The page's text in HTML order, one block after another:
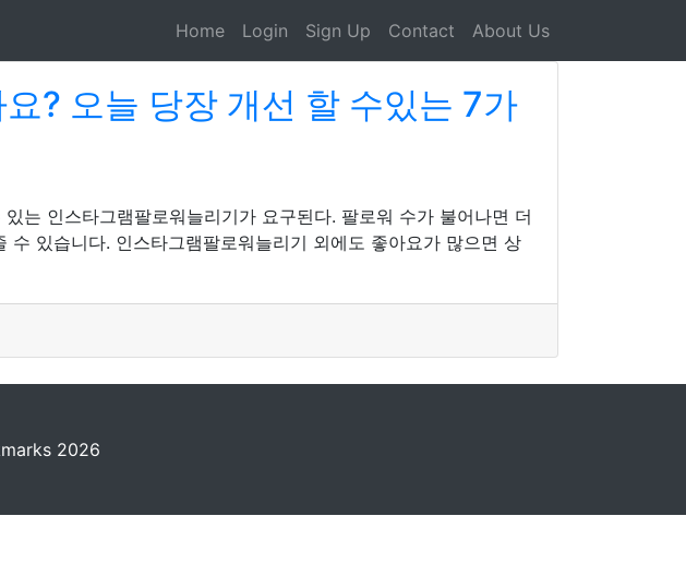
Home Login Sign Up Contact About Us
? 오늘 당장 개선 할 수있는 7가
는 인스타그램팔로워늘리기가 요구된다. 팔로워 수가 불어나면 더
있습니다. 인스타그램팔로워늘리기 외에도 좋아요가 많으면 상
2026